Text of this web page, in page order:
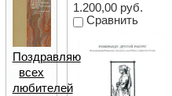
1.200,00 руб.
Сравнить
Поздравляю
всех
любителей